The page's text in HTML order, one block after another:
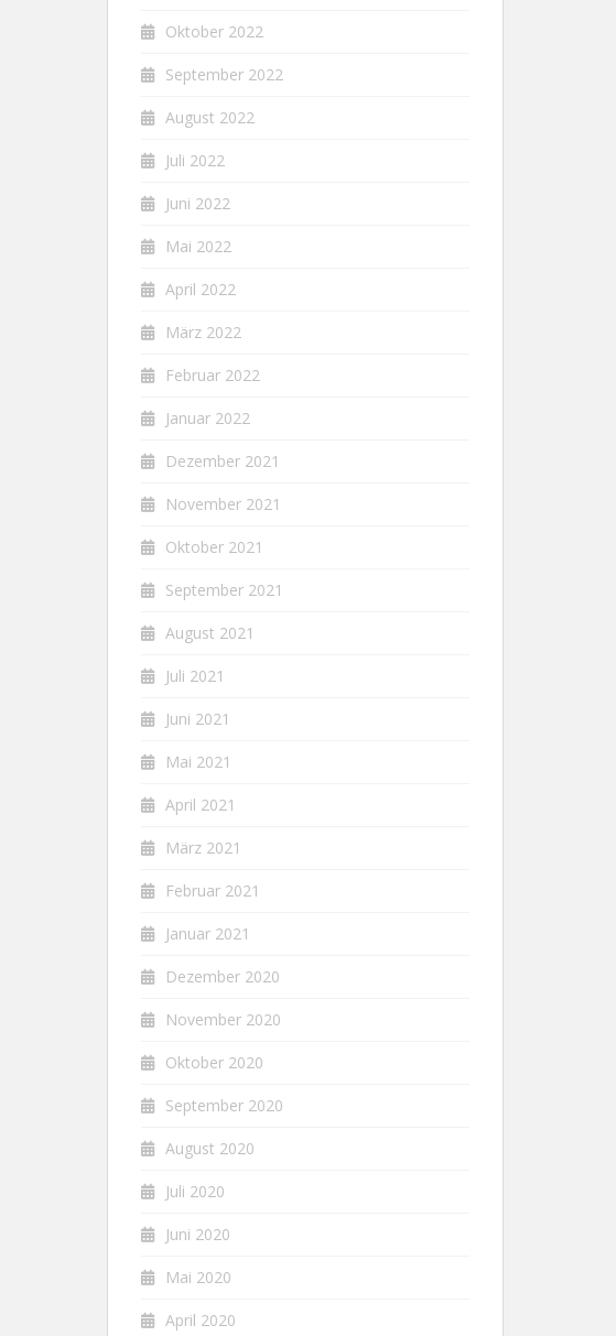
Oktober 2022
September 2022
August 2022
Juli 2022
Juni 2022
Mai 2022
April 2022
März 2022
Februar 2022
Januar 2022
Dezember 2021
November 2021
Oktober 2021
September 2021
August 2021
Juli 2021
Juni 2021
Mai 2021
April 2021
März 2021
Februar 2021
Januar 2021
Dezember 2020
November 2020
Oktober 2020
September 2020
August 2020
Juli 2020
Juni 2020
Mai 2020
April 2020